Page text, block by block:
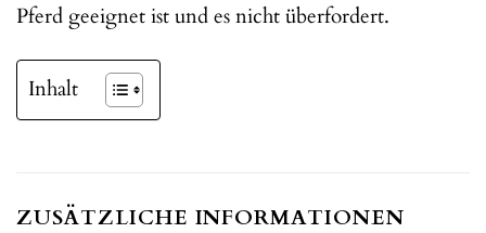
Pferd geeignet ist und es nicht überfordert.
Inhalt
ZUSÄTZLICHE INFORMATIONEN